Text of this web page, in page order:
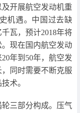
开展航空发动机重
机遇。中国过去缺
瓦，预计2018年将
现在国内航空发动
年到50年，航空发
同时需要不断克服
术。
三部分构成。压气